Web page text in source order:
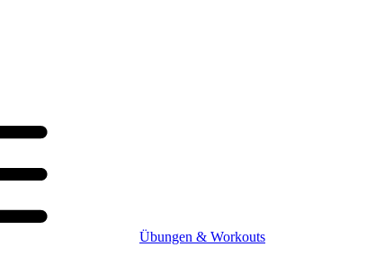
Übungen & Workouts